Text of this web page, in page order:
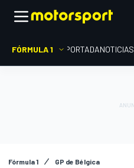
FÓRMULA 1 PORTADANOTICIAS
Fórmula 1 GP de Bélgica